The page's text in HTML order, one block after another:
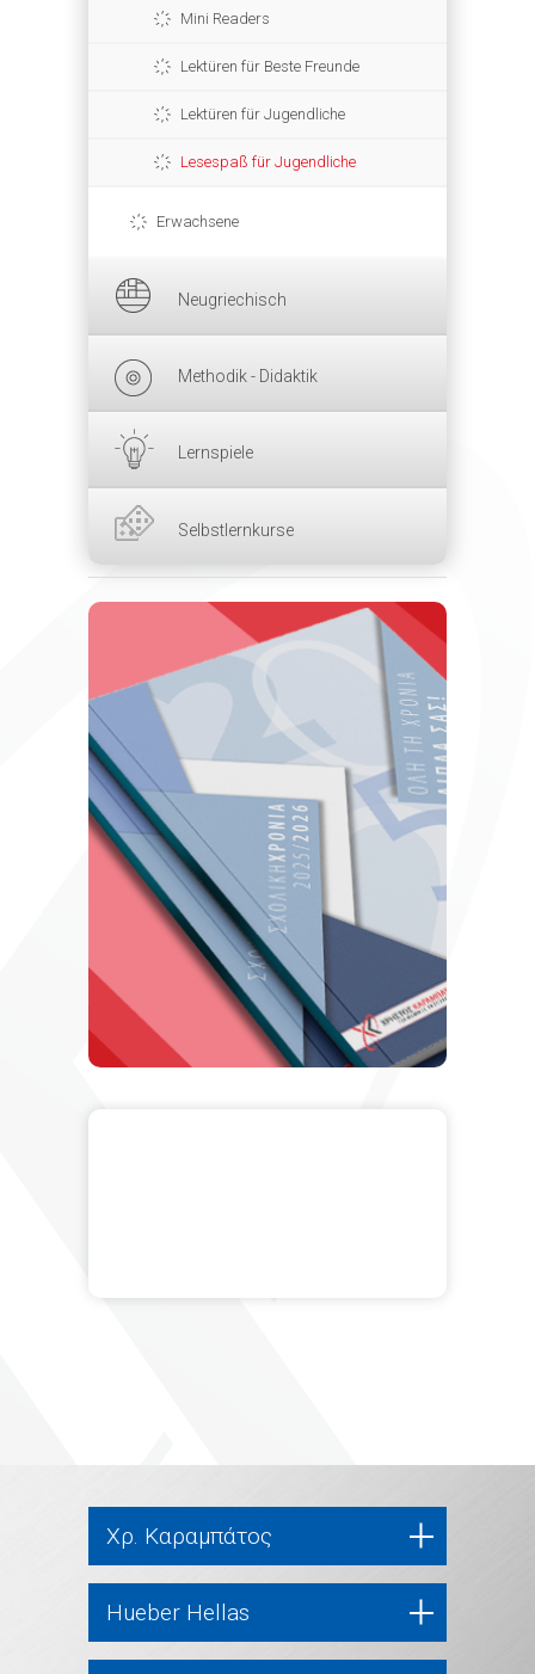
Mini Readers
Lektüren für Beste Freunde
Lektüren für Jugendliche
Lesespaß für Jugendliche
Erwachsene
Neugriechisch
Methodik - Didaktik
Lernspiele
Selbstlernkurse
Χρ. Καραμπάτος
Hueber Hellas